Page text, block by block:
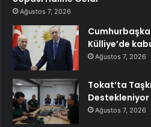
Ağustos 7, 2026
Külliye’de
Ağustos 7, 2026
Tokat’ta
Destekleniyor
Ağustos 7, 2026